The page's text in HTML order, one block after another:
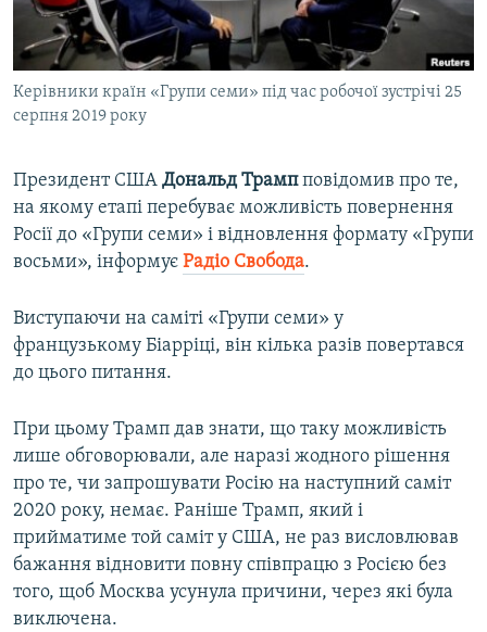
ВІДЕОУРОКИ «ELIFBE»
СВІДЧЕННЯ ОКУПАЦІЇ
УКРАЇНСЬКА ПРОБЛЕМА КРИМУ
Русский
Qırımtatar
Усі сайти RFE/RL
Керівники країн «Групи семи» під час робочої зустрічі 25
серпня 2019 року
Президент США Дональд Трампповідомив про те,
на якому етапі перебуває можливість повернення
Росії до «Групи семи» і відновлення формату «Групи
восьми», інформує Радіо Свобода.
Виступаючи на саміті «Групи семи» у
французькому Біарріці, він кілька разів повертався
до цього питання.
При цьому Трамп дав знати, що таку можливість
лише обговорювали, але наразі жодного рішення
про те, чи запрошувати Росію на наступний саміт
2020 року, немає. Раніше Трамп, який і
прийматиме той саміт у США, не раз висловлював
бажання відновити повну співпрацю з Росією без
того, щоб Москва усунула причини, через які була
виключена.